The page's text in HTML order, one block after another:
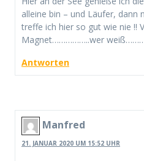
alleine bin – und Läufer, dann
treffe ich hier so gut wie nie !!
Magnet……………..wer
Antworten
Manfred
21. JANUAR 2020 UM 15:52 UHR